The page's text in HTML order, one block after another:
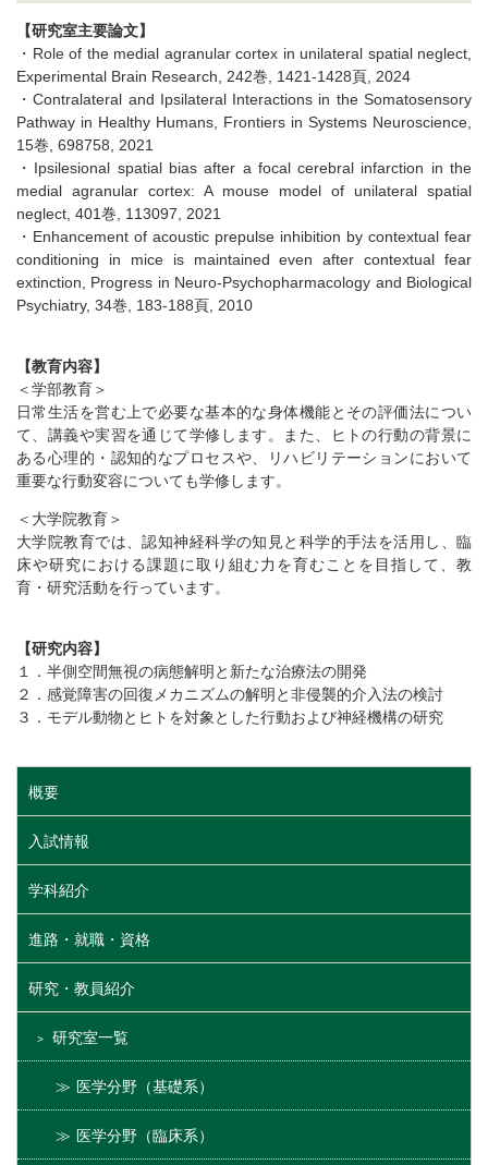
【研究室主要論文】
・Role of the medial agranular cortex in unilateral spatial neglect,
Experimental Brain Research, 242巻, 1421-1428頁, 2024
・Contralateral and Ipsilateral Interactions in the Somatosensory
Pathway in Healthy Humans, Frontiers in Systems Neuroscience,
15巻, 698758, 2021
・Ipsilesional spatial bias after a focal cerebral infarction in the
medial agranular cortex: A mouse model of unilateral spatial
neglect, 401巻, 113097, 2021
・Enhancement of acoustic prepulse inhibition by contextual fear
conditioning in mice is maintained even after contextual fear
extinction, Progress in Neuro-Psychopharmacology and Biological
Psychiatry, 34巻, 183-188頁, 2010
【教育内容】
＜学部教育＞
日常生活を営む上で必要な基本的な身体機能とその評価法につい
て、講義や実習を通じて学修します。また、ヒトの行動の背景に
ある心理的・認知的なプロセスや、リハビリテーションにおいて
重要な行動変容についても学修します。
＜大学院教育＞
大学院教育では、認知神経科学の知見と科学的手法を活用し、臨
床や研究における課題に取り組む力を育むことを目指して、教
育・研究活動を行っています。
【研究内容】
１．半側空間無視の病態解明と新たな治療法の開発
２．感覚障害の回復メカニズムの解明と非侵襲的介入法の検討
３．モデル動物とヒトを対象とした行動および神経機構の研究
概要
入試情報
学科紹介
進路・就職・資格
研究・教員紹介
研究室一覧
医学分野（基礎系）
医学分野（臨床系）